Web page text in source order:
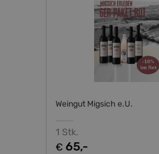
Weingut Migsich e.U.
1 Stk.
€ 65,-